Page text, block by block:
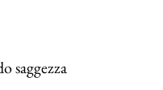
saggezza